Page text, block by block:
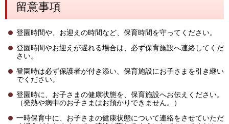
留意事項
登園時間や、お迎えの時間など、保育時間を守ってください。
登園時間やお迎えが遅れる場合は、必ず保育施設へ連絡してくだ
さい。
登園時は必ず保護者が付き添い、保育施設にお子さまを引き継い
でください。
登園時に、お子さまの健康状態を、保育施設へお伝えください。
（発熱や病中のお子さまはお預かりできません。）
一時保育中に、お子さまの健康状態について連絡をさせていただ